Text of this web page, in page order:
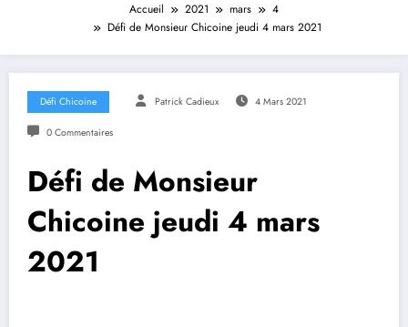
Accueil 2021 mars
4
Défi de Monsieur Chicoine jeudi 4 mars 2021
Défi Chicoine Patrick Cadieux 4 Mars 2021
0 Commentaires
Défi de Monsieur
Chicoine jeudi 4 mars
2021